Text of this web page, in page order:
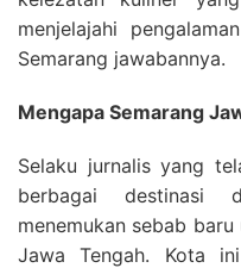
menjelajahi
Semarang jawabannya.
Mengapa Semarang
Selaku jurnalis yang
berbagai destinasi
menemukan sebab
Jawa Tengah. Kota